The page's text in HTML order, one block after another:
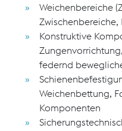
Weichenbereiche
Konstruktive
federnd
Weichenbettung,
Komponenten